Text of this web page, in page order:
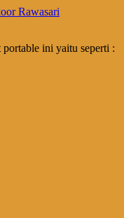
portable ini yaitu seperti :